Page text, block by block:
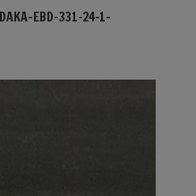
EBD-331-24-1-